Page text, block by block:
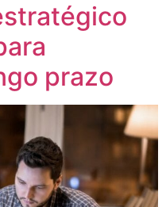
prazo